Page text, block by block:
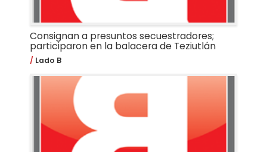
Consignan a presuntos secuestradores;
participaron en la balacera de Teziutlán
Lado B